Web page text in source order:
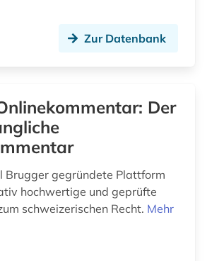
Zur Datenbank
Der
Brugger gegründete Plattform
hochwertige und geprüfte
schweizerischen Recht. Mehr